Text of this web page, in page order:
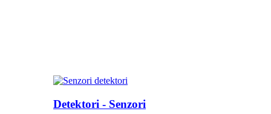
Detektori - Senzori